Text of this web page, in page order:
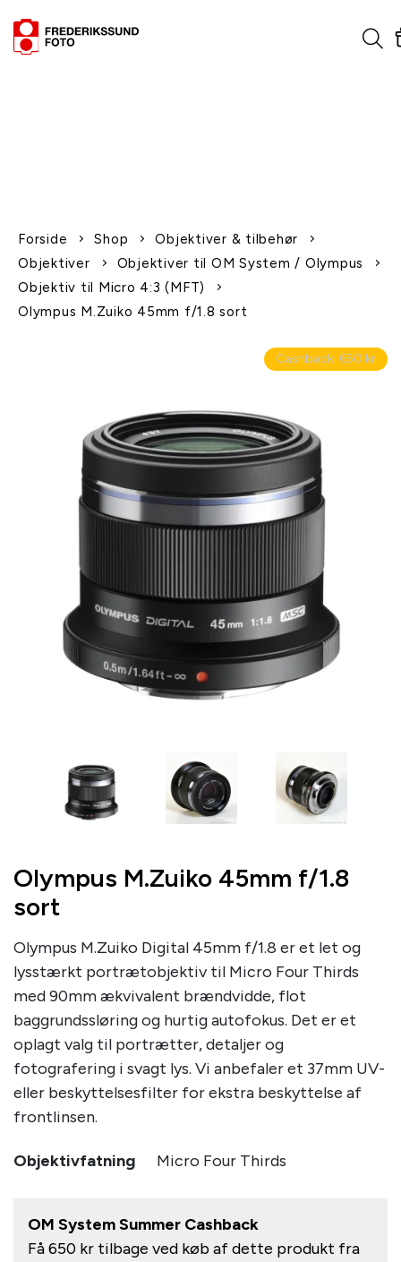
Forside Shop
Objektiver & tilbehør
Objektiver
Objektiver til OM System / Olympus
Objektiv til Micro 4:3 (MFT)
Olympus M.Zuiko 45mm f/1.8 sort
Cashback: 650 kr
Olympus M.Zuiko 45mm f/1.8
sort
Olympus M.Zuiko Digital 45mm f/1.8 er et let og
lysstærkt portrætobjektiv til Micro Four Thirds
med 90mm ækvivalent brændvidde, flot
baggrundssløring og hurtig autofokus. Det er et
oplagt valg til portrætter, detaljer og
fotografering i svagt lys. Vi anbefaler et 37mm UV-
eller beskyttelsesfilter for ekstra beskyttelse af
frontlinsen.
Objektivfatning Micro Four Thirds
OM System Summer Cashback
Få650 kr tilbage ved køb af dette produkt fra